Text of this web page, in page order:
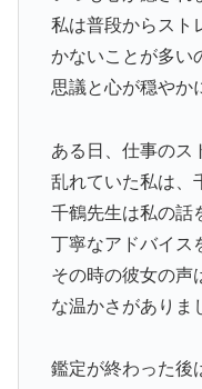
私は普段からスト
かないことが多い
思議と心が穏やか
ある日、仕事のス
乱れていた私は、
千鶴先生は私の話
丁寧なアドバイス
その時の彼女の声
な温かさがありま
鑑定が終わった後